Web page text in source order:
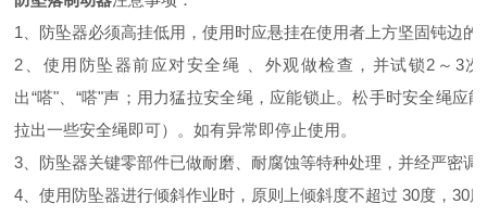
1、防坠器必须高挂低用，使用时应悬挂在使用者上方坚固钝边的
2、使用防坠器前应对安全绳 、外观做检查，并试锁2～3
出“嗒"、“嗒"声；用力猛拉安全绳，应能锁止。松手时安全绳应
拉出一些安全绳即可）。如有异常即停止使用。
3、防坠器关键零部件已做耐磨、耐腐蚀等特种处理，并经严密
4、使用防坠器进行倾斜作业时，原则上倾斜度不超过 30度，30